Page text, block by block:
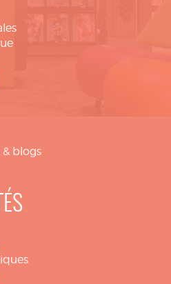
& blogs